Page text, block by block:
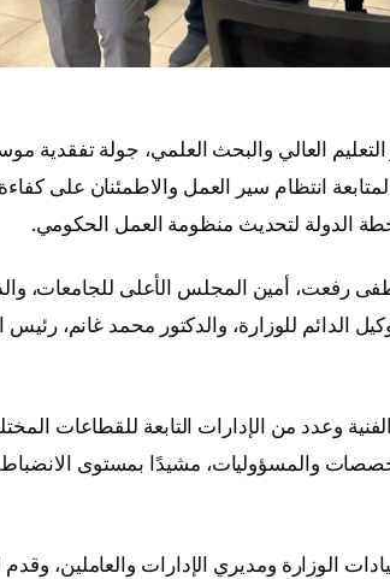
العالي والبحث العلمي، جولة تفقدية
انتظام سير العمل والاطمئنان على
الدولة لتحديث منظومة العمل الحكومي.
رفعت، أمين المجلس الأعلى للجامعات،
الدائم للوزارة، والدكتور محمد غانم، رئيس
وعدد من الإدارات التابعة للقطاعات
والمسؤوليات، مشيدًا بمستوى الانضباط
الوزارة ومديري الإدارات والعاملين، وقدم